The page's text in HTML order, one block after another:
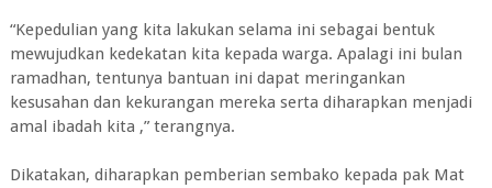
“Kepedulian yang kita lakukan selama ini sebagai bentuk
mewujudkan kedekatan kita kepada warga. Apalagi ini bulan
ramadhan, tentunya bantuan ini dapat meringankan
kesusahan dan kekurangan mereka serta diharapkan menjadi
amal ibadah kita ,” terangnya.
Dikatakan, diharapkan pemberian sembako kepada pak Mat